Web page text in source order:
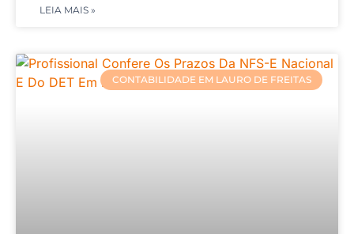
LEIA MAIS »
CONTABILIDADE EM LAURO DE FREITAS